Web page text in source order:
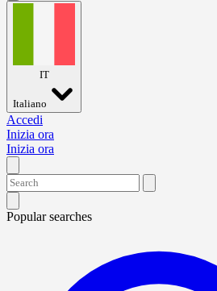
IT
Italiano
Accedi
Inizia ora
Inizia ora
Popular searches